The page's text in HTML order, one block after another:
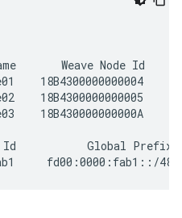
Weave Node Id
18B4300000000004
18B4300000000005
18B430000000000A
Id           Global Prefix